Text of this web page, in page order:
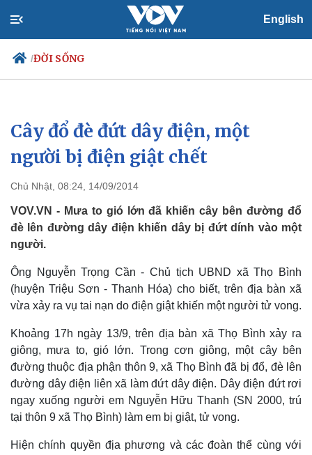
English
/ĐỜI SỐNG
Chính trị
Tổ chức nhân sự
Nhận diện sự thật
Xã hội
Tin 24h
Dự báo thời tiết
Việc làm
Biển đảo
Cây đổ đè đứt dây điện, một
người bị điện giật chết
Chủ Nhật, 08:24, 14/09/2014
VOV.VN - Mưa to gió lớn đã khiến cây bên đường đổ
đè lên đường dây điện khiến dây bị đứt dính vào một
người.
Ông Nguyễn Trọng Cần - Chủ tịch UBND xã Thọ Bình
(huyện Triệu Sơn - Thanh Hóa) cho biết, trên địa bàn xã
vừa xảy ra vụ tai nạn do điện giật khiến một người tử vong.
Khoảng 17h ngày 13/9, trên địa bàn xã Thọ Bình xảy ra
giông, mưa to, gió lớn. Trong cơn giông, một cây bên
đường thuộc địa phận thôn 9, xã Thọ Bình đã bị đổ, đè lên
đường dây điện liên xã làm đứt dây điện. Dây điện đứt rơi
ngay xuống người em Nguyễn Hữu Thanh (SN 2000, trú
tại thôn 9 xã Thọ Bình) làm em bị giật, tử vong.
Hiện chính quyền địa phương và các đoàn thể cùng với